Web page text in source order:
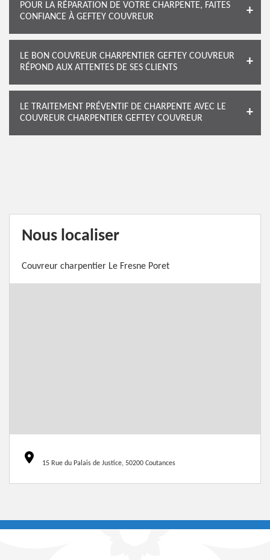
POUR LA RÉPARATION DE VOTRE CHARPENTE, FAITES
CONFIANCE À GEFTEY COUVREUR
LE BON COUVREUR CHARPENTIER GEFTEY COUVREUR
RÉPOND AUX ATTENTES DE SES CLIENTS
LE TRAITEMENT PRÉVENTIF DE CHARPENTE AVEC LE
COUVREUR CHARPENTIER GEFTEY COUVREUR
Nous localiser
Couvreur charpentier Le Fresne Poret
15 Rue du Palais de Justice, 50200 Coutances